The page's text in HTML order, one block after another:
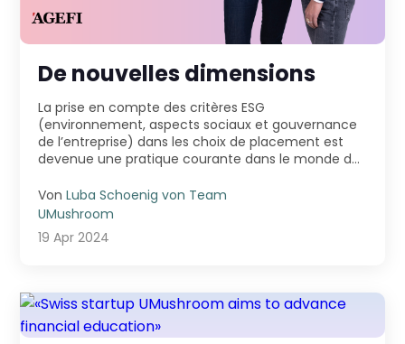
De nouvelles dimensions
La prise en compte des critères ESG
(environnement, aspects sociaux et gouvernance
de l’entreprise) dans les choix de placement est
devenue une pratique courante dans le monde de
VonLuba Schoenig von Team
UMushroom
19 Apr 2024